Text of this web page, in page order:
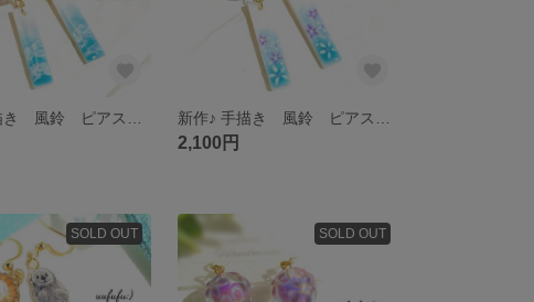
2,100円
SOLD OUT SOLD OUT